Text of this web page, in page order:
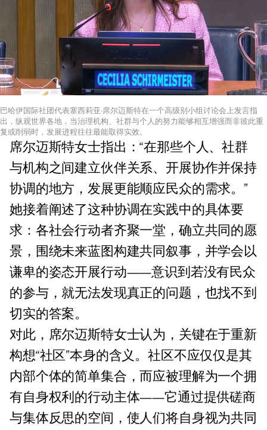
巴哈伊国际社团代表塞西莉亚·席尔迈斯特在一个高级别小组讨论会上发言指
出，纵观世界各地，当治理机构、社群与个人的努力能够相互增强而非彼此重
复或削弱时，发展进程往往最能取得实效。
席尔迈斯特女士指出：“在那些个人、社群
与机构之间建立伙伴关系、开展协作并保持
协调的地方，发展更能顺应民众的需求。”
她接着阐述了这种协调在实践中的具体要
求：各社会行动者齐聚一堂，确立共同的愿
景，围绕未来蓝图构建共同叙事，并学会以
谦卑的姿态开展行动——意识到若没有民众
的参与，就无法发现真正的问题，也找不到
切实的答案。
对此，席尔迈斯特女士认为，关键在于重新
构想“社区”本身的含义。社区不应仅仅是其
内部个体的简单集合，而应被理解为一个拥
有自身权利的行动主体——它通过提供磋商
与集体反思的空间，使人们将自身视为共同